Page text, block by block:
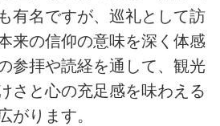
有名ですが、巡礼として訪
来の信仰の意味を深く体感
参拝や読経を通して、観光
さと心の充足感を味わえる
がります。